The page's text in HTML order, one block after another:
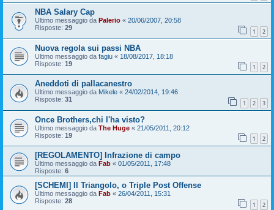
NBA Salary Cap
Ultimo messaggio da Palerio « 20/06/2007, 20:58
Risposte: 29 1 2
Nuova regola sui passi NBA
Ultimo messaggio da fagiu « 18/08/2017, 18:18
Risposte: 19 1 2
Aneddoti di pallacanestro
Ultimo messaggio da Mikele « 24/02/2014, 19:46
Risposte: 31 1 2 3
Once Brothers,chi l'ha visto?
Ultimo messaggio da The Huge « 21/05/2011, 20:12
Risposte: 19 1 2
[REGOLAMENTO] Infrazione di campo
Ultimo messaggio da Fab « 01/05/2011, 17:48
Risposte: 6
[SCHEMI] Il Triangolo, o Triple Post Offense
Ultimo messaggio da Fab « 26/04/2011, 15:31
Risposte: 28 1 2